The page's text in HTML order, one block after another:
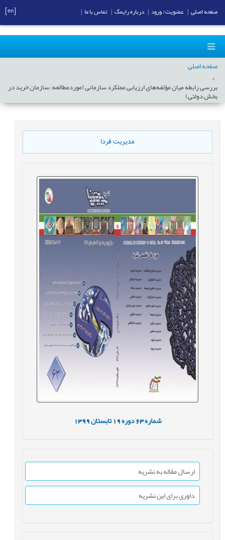
صفحه اصلی
بررسی رابطه میان مؤلفه‌های ارزیابی عملکرد سازمانی (موردمطالعه: سازمان خرید در
بخش دولتی)
مدیریت فردا
شماره63 دوره19 تابستان1399
ارسال مقاله به نشریه
داوری برای این نشریه
صفحه اصلی عضویت/ ورود درباره رایمگ تماس با ما